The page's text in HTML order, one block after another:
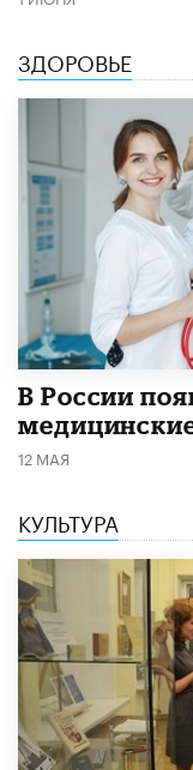
ЗДОРОВЬЕ
В России
12 МАЯ
КУЛЬТУРА